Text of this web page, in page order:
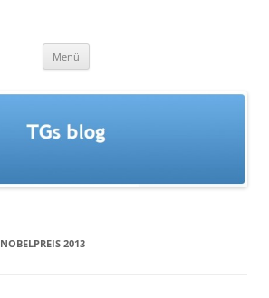
Menü
NOBELPREIS 2013